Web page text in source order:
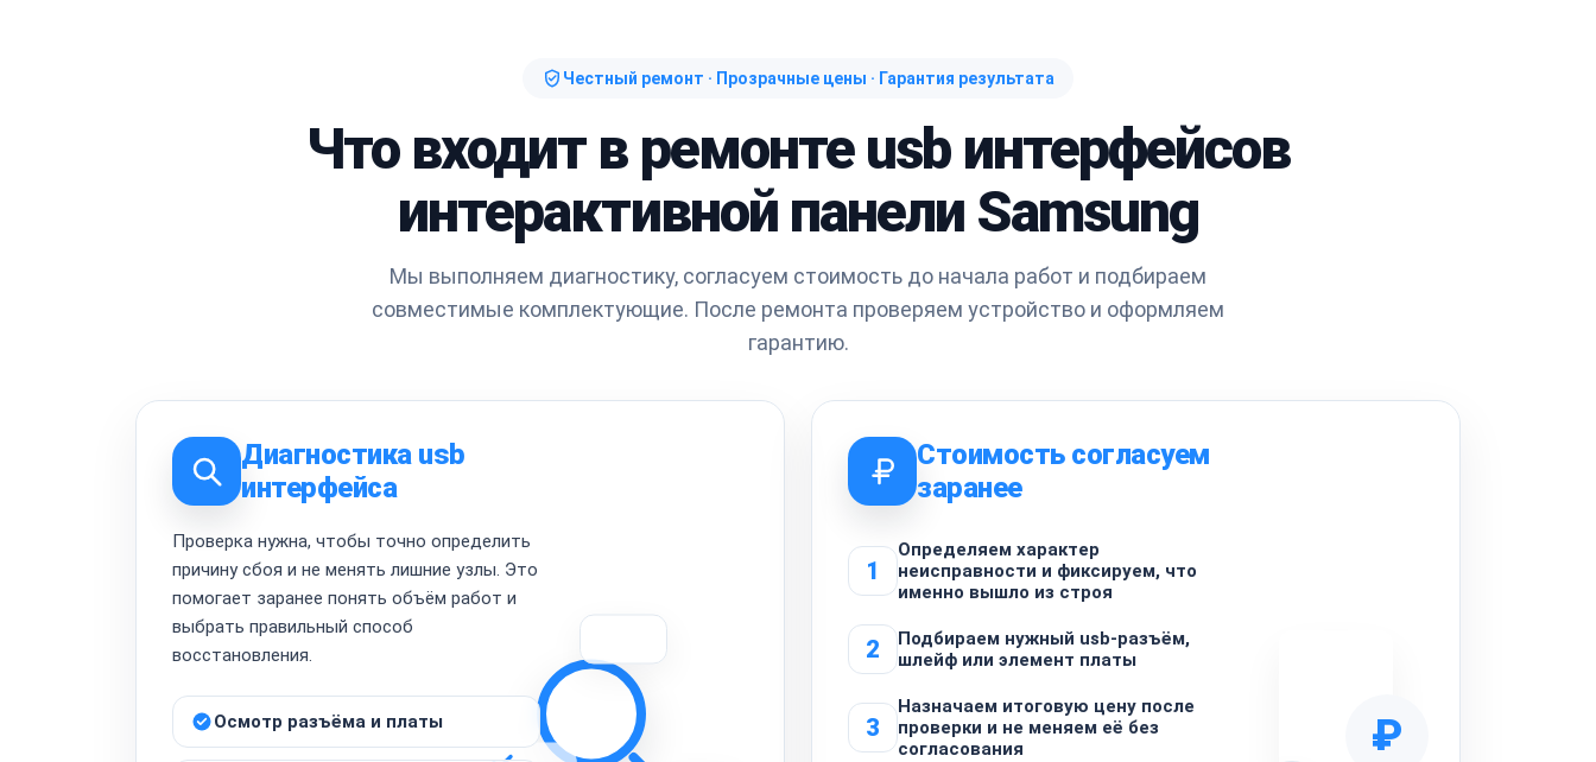
Честный ремонт · Прозрачные цены · Гарантия результата
Что входит в ремонте usb интерфейсов
интерактивной панели Samsung
Мы выполняем диагностику, согласуем стоимость до начала работ и подбираем
совместимые комплектующие. После ремонта проверяем устройство и оформляем
гарантию.
Диагностика usb
интерфейса
Проверка нужна, чтобы точно определить
причину сбоя и не менять лишние узлы. Это
помогает заранее понять объём работ и
выбрать правильный способ
восстановления.
Осмотр разъёма и платы
Стоимость согласуем
заранее
1
Определяем характер
неисправности и фиксируем, что
именно вышло из строя
2
Подбираем нужный usb-разъём,
шлейф или элемент платы
3
Назначаем итоговую цену после
проверки и не меняем её без
согласования
₽